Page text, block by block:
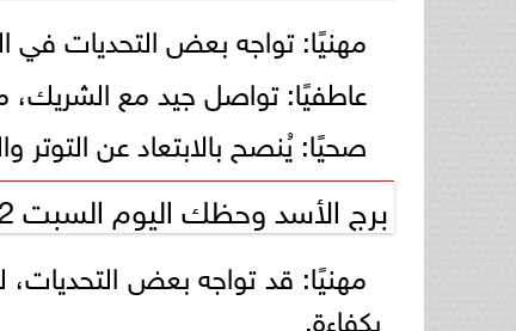
مهنيًا: تواجه بعض التحديات في
عاطفيًا: تواصل جيد مع الشريك،
صحيًا: يُنصح بالابتعاد عن التوتر
برج الأسد وحظك اليوم السبت 22 فبراير 2025
مهنيًا: قد تواجه بعض
بكفاءة.